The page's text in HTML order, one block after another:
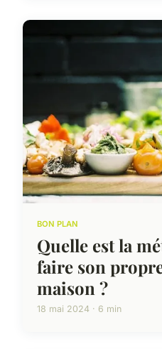
BON PLAN
Quelle est la
faire son
maison ?
18 mai 2024 · 6 min